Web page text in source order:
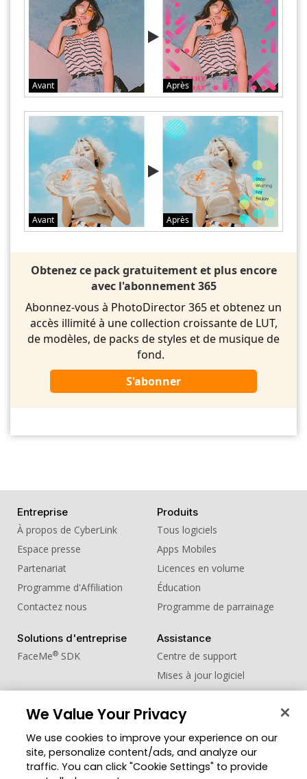
Avant Après
Avant Après
Obtenez ce pack gratuitement et plus encore
avec l'abonnement 365
Abonnez-vous à PhotoDirector 365 et obtenez un
accès illimité à une collection croissante de LUT,
de modèles, de packs de styles et de musique de
fond.
S'abonner
Entreprise
À propos de CyberLink
Espace presse
Partenariat
Programme d'Affiliation
Contactez nous
Produits
Tous logiciels
Apps Mobiles
Licences en volume
Éducation
Programme de parrainage
Solutions d'entreprise
FaceMe® SDK
Assistance
Centre de support
Mises à jour logiciel
Centre d'apprentissage
Zone des Membres
Blog
Changer de région
We Value Your Privacy
We use cookies to improve your experience on our
site, personalize content/ads, and analyze our
traffic. You can click "Cookie Settings" to provide